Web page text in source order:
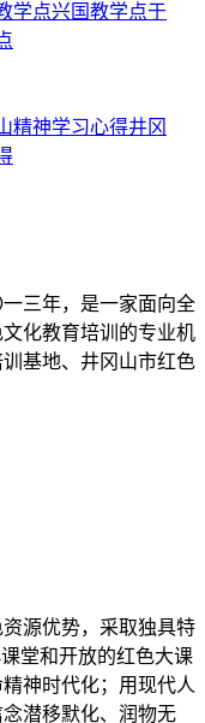
学点兴国教学点于
精神学习心得井冈
三年，是一家面向全
化教育培训的专业机
基地、井冈山市红色
源优势，采取独具特
堂和开放的红色大课
神时代化；用现代人
潜移默化、润物无